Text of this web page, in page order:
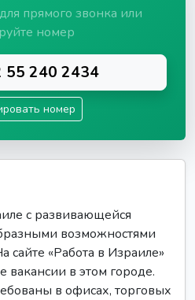
прямого звонка или
номер
55 240 2434
номер
с развивающейся
возможностями
сайте «Работа в Израиле»
вакансии в этом городе.
в офисах, торговых